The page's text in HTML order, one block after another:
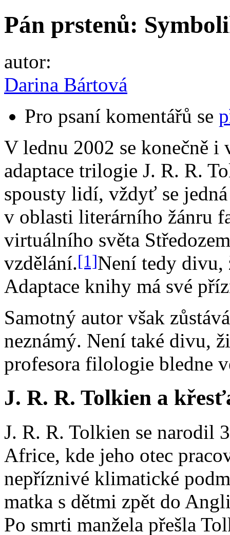
Pán prstenů:
autor:
Darina Bártová
Pro psaní komentářů se
V lednu 2002 se konečně
adaptace trilogie J. R. R.
spousty lidí, vždyť se
v oblasti literárního žánru
virtuálního světa
vzdělání.[1]Není tedy
Adaptace knihy má své
Samotný autor však
neznámý. Není také divu,
profesora filologie bledne
J. R. R. Tolkien a
J. R. R. Tolkien se narodil
Africe, kde jeho otec
nepříznivé klimatické
matka s dětmi zpět do
Po smrti manžela přešla